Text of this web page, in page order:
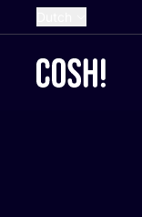
French